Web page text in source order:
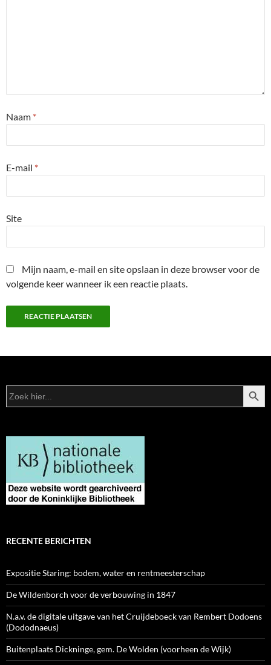
Naam *
E-mail *
Site
Mijn naam, e-mail en site opslaan in deze browser voor de
volgende keer wanneer ik een reactie plaats.
Zoek
naar:
RECENTE BERICHTEN
Expositie Staring: bodem, water en rentmeesterschap
De Wildenborch voor de verbouwing in 1847
N.a.v. de digitale uitgave van het Cruijdeboeck van Rembert Dodoens
(Dododnaeus)
Buitenplaats Dickninge, gem. De Wolden (voorheen de Wijk)